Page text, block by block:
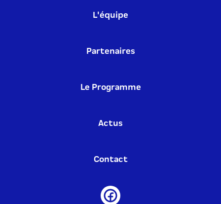
L'équipe
Partenaires
Le Programme
Actus
Contact